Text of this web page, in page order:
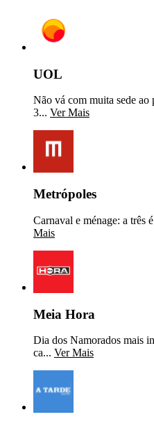
UOL
Não vá com muita sede ao
3... Ver Mais
Metrópoles
Carnaval e ménage: a três
Mais
Meia Hora
Dia dos Namorados mais
ca... Ver Mais